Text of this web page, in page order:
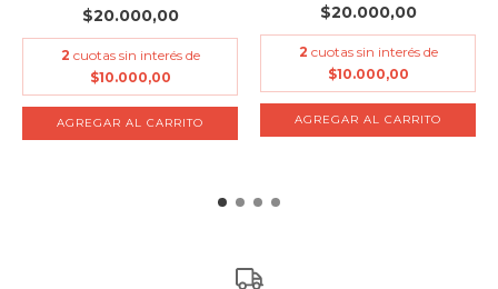
$20.000,00
2 cuotas sin interés de
$10.000,00
$20.000,00
2 cuotas sin interés de
$10.000,00